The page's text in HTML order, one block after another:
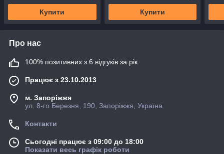
Купити Купити
Про нас
100% позитивних з 6 відгуків за рік
Працює з 23.10.2013
м. Запоріжжя
ул. 8-го Березня, 190, Запоріжжя, Україна
Контакти
Сьогодні працює з 09:00 до 18:00
Показати весь графік роботи